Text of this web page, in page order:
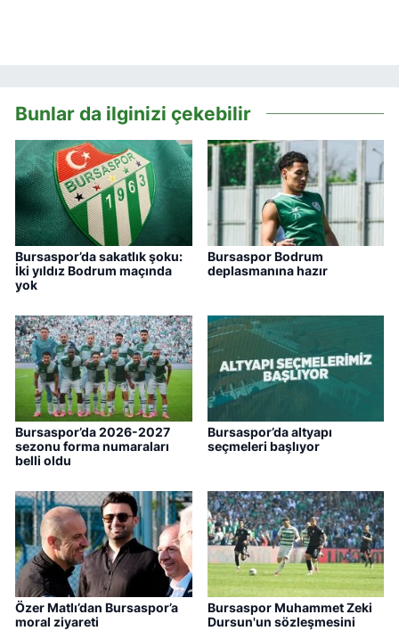
Bunlar da ilginizi çekebilir
Bursaspor’da sakatlık şoku:
İki yıldız Bodrum maçında
yok
Bursaspor Bodrum
deplasmanına hazır
Bursaspor’da 2026-2027
sezonu forma numaraları
belli oldu
Bursaspor’da altyapı
seçmeleri başlıyor
Özer Matlı’dan Bursaspor’a
moral ziyareti
Bursaspor Muhammet Zeki
Dursun'un sözleşmesini